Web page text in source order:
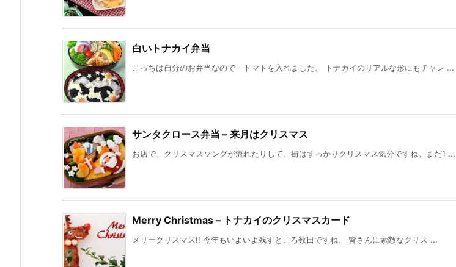
白いトナカイ弁当
こっちは自分のお弁当なので トマトを入れました。 トナカイのリアルな形にもチャレ ...
サンタクロース弁当 – 来月はクリスマス
お店で、クリスマスソングが流れたりして、街はすっかりクリスマス気分ですね。まだ1 ...
Merry Christmas – トナカイのクリスマスカード
メリークリスマス!! 今年もいよいよ残すところ数日ですね。 皆さんに素敵なクリス ...